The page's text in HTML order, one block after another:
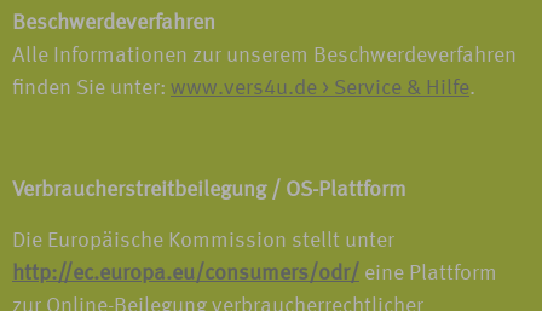
Beschwerdeverfahren
Alle Informationen zur unserem Beschwerdeverfahren
finden Sie unter: www.vers4u.de > Service & Hilfe.
Verbraucherstreitbeilegung / OS-Plattform
Die Europäische Kommission stellt unter
http://ec.europa.eu/consumers/odr/ eine Plattform
zur Online-Beilegung verbraucherrechtlicher